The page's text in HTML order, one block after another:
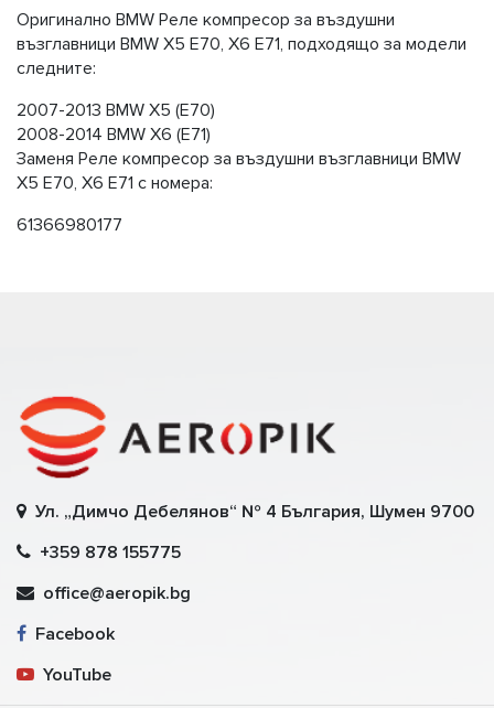
Оригинално BMW Реле компресор за въздушни
възглавници BMW X5 E70, X6 E71, подходящо за модели
следните:
2007-2013 BMW X5 (E70)
2008-2014 BMW X6 (E71)
Заменя Реле компресор за въздушни възглавници BMW
X5 E70, X6 E71 с номера:
61366980177
Ул. „Димчо Дебелянов“ № 4 България, Шумен 9700
+359 878 155775
office@aeropik.bg
Facebook
YouTube